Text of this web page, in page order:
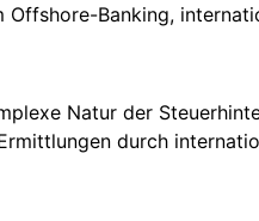
Banking,
Natur der
durch